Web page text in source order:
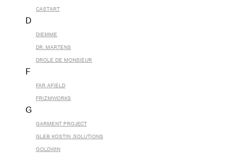
CASTART
D
DIEMME
DR. MARTENS
DROLE DE MONSIEUR
F
FAR AFIELD
FRIZMWORKS
G
GARMENT PROJECT
GLEB KOSTIN .SOLUTIONS
GOLDWIN